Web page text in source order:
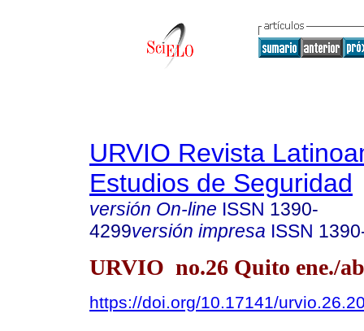
URVIO Revista
Estudios de Seguridad
versión On-line ISSN 1390-
4299versión impresa ISSN
URVIO no.26 Quito ene./
https://doi.org/10.17141/